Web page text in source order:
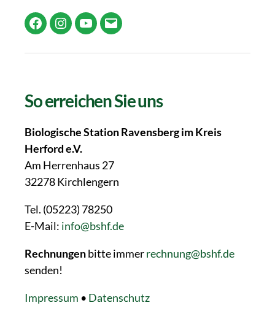
FacebookInstagram
YouTube
E-
So erreichen Sie uns
Biologische Station Ravensberg im Kreis
Herford e.V.
Am Herrenhaus 27
32278 Kirchlengern
Tel. (05223) 78250
E-Mail: info@bshf.de
Rechnungenbitte immerrechnung@bshf.de
senden!
Impressum • Datenschutz